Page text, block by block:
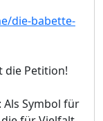
die-babette-
die Petition!
Als Symbol für